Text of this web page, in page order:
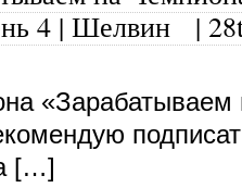
4 | Шелвин|
«Зарабатываем
[…]